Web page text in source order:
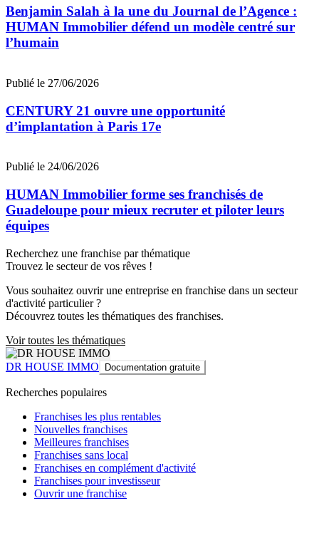
Benjamin Salah à la une du Journal de l’Agence :
HUMAN Immobilier défend un modèle centré sur
l’humain
Publié le 27/06/2026
CENTURY 21 ouvre une opportunité
d’implantation à Paris 17e
Publié le 24/06/2026
HUMAN Immobilier forme ses franchisés de
Guadeloupe pour mieux recruter et piloter leurs
équipes
Recherchez une franchise par thématique
Trouvez le secteur de vos rêves !
Vous souhaitez ouvrir une entreprise en franchise dans un secteur
d'activité particulier ?
Découvrez toutes les thématiques des franchises.
Voir toutes les thématiques
DR HOUSE IMMO Documentation gratuite
Recherches populaires
Franchises les plus rentables
Nouvelles franchises
Meilleures franchises
Franchises sans local
Franchises en complément d'activité
Franchises pour investisseur
Ouvrir une franchise